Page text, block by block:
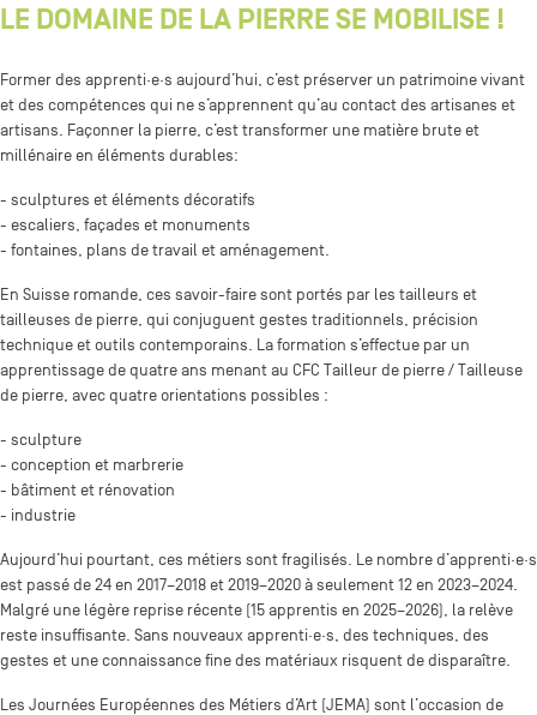
LE DOMAINE DE LA PIERRE SE MOBILISE !
Former des apprenti·e·s aujourd’hui, c’est préserver un patrimoine vivant
et des compétences qui ne s’apprennent qu’au contact des artisanes et
artisans. Façonner la pierre, c’est transformer une matière brute et
millénaire en éléments durables:
- sculptures et éléments décoratifs
- escaliers, façades et monuments
- fontaines, plans de travail et aménagement.
En Suisse romande, ces savoir-faire sont portés par les tailleurs et
tailleuses de pierre, qui conjuguent gestes traditionnels, précision
technique et outils contemporains. La formation s’effectue par un
apprentissage de quatre ans menant au CFC Tailleur de pierre / Tailleuse
de pierre, avec quatre orientations possibles :
- sculpture
- conception et marbrerie
- bâtiment et rénovation
- industrie
Aujourd’hui pourtant, ces métiers sont fragilisés. Le nombre d’apprenti·e·s
est passé de 24 en 2017–2018 et 2019–2020 à seulement 12 en 2023–2024.
Malgré une légère reprise récente (15 apprentis en 2025–2026), la relève
reste insuffisante. Sans nouveaux apprenti·e·s, des techniques, des
gestes et une connaissance fine des matériaux risquent de disparaître.
Les Journées Européennes des Métiers d’Art (JEMA) sont l’occasion de